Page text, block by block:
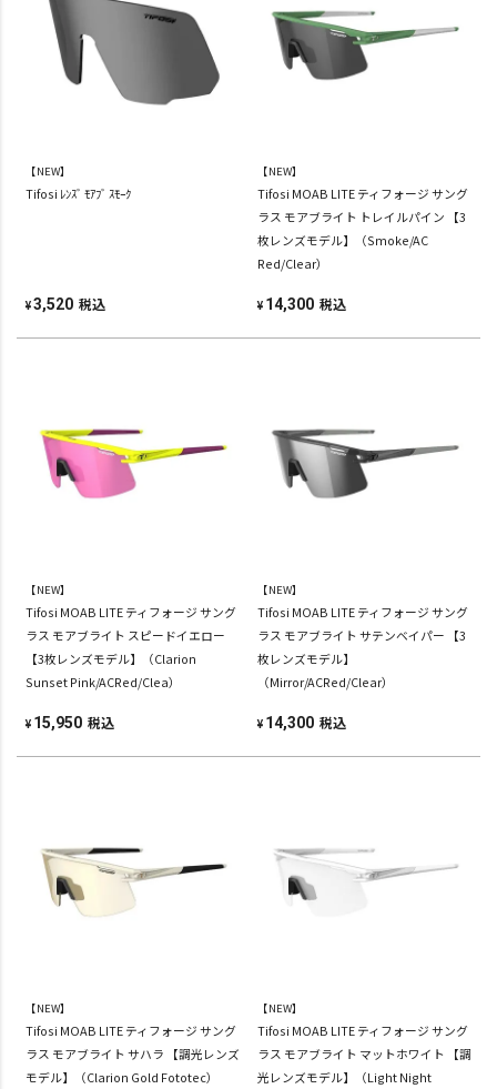
【NEW】
Tifosi ﾚﾝｽﾞ ﾓｱﾌﾞ ｽﾓｰｸ
¥3,520 税込
【NEW】
Tifosi MOAB LITE ティフォージ サング
ラス モアブライト トレイルパイン 【3
枚レンズモデル】（Smoke/AC
Red/Clear）
¥ 14,300 税込
【NEW】
Tifosi MOAB LITE ティフォージ サング
ラス モアブライト スピードイエロー
【3枚レンズモデル】（Clarion
Sunset Pink/ACRed/Clea）
¥ 15,950 税込
【NEW】
Tifosi MOAB LITE ティフォージ サング
ラス モアブライト サテンベイパー 【3
枚レンズモデル】
（Mirror/ACRed/Clear）
¥ 14,300 税込
【NEW】
Tifosi MOAB LITE ティフォージ サング
ラス モアブライト サハラ 【調光レンズ
モデル】（Clarion Gold Fototec）
【NEW】
Tifosi MOAB LITE ティフォージ サング
ラス モアブライト マットホワイト 【調
光レンズモデル】（Light Night